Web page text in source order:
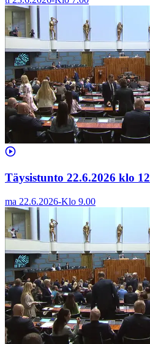
Täysistunto 22.6.2026 klo 12
ma 22.6.2026-Klo 9.00